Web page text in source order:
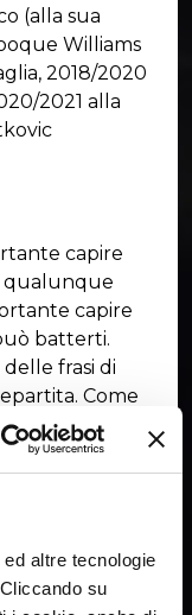
altre tecnologie
su
(alla sua
Williams
2018/2020
2021 alla
capire
qualunque
capire
batterti.
frasi di
Come
solo dire alle
provare in
delle nostre
ma i veri